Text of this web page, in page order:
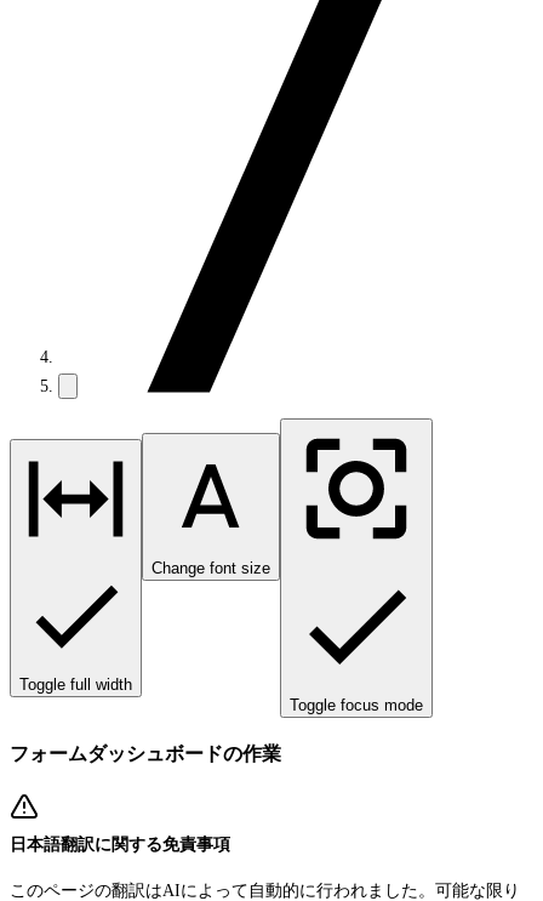
Toggle full width
Change font size
Toggle focus mode
フォームダッシュボードの作業
日本語翻訳に関する免責事項
このページの翻訳はAIによって自動的に行われました。可能な限り